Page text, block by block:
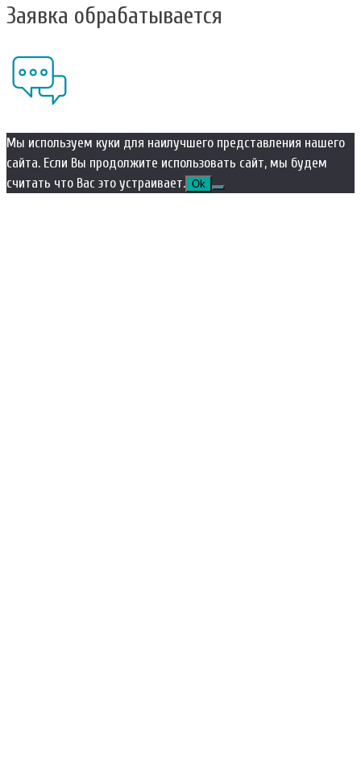
Заявка обрабатывается
Мы используем куки для наилучшего представления нашего
сайта. Если Вы продолжите использовать сайт, мы будем
считать что Вас это устраивает. Ok